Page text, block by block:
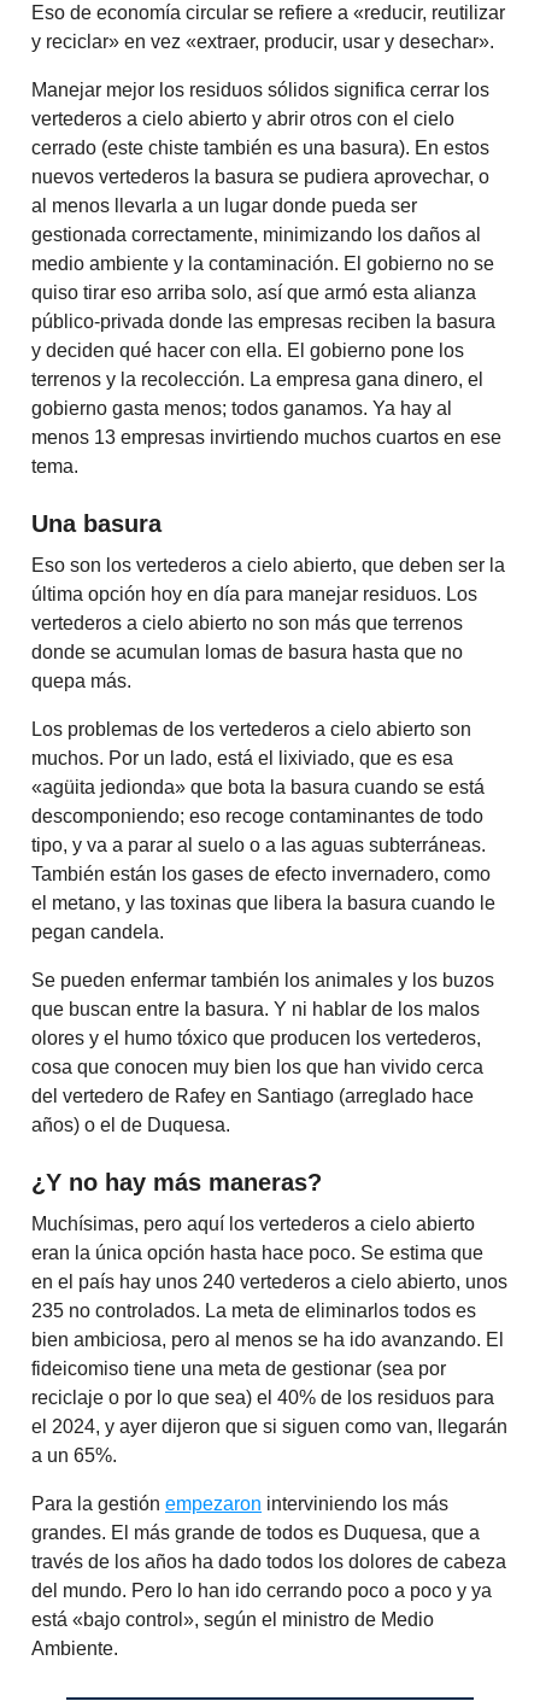
Eso de economía circular se refiere a «reducir, reutilizar
y reciclar» en vez «extraer, producir, usar y desechar».
Manejar mejor los residuos sólidos significa cerrar los
vertederos a cielo abierto y abrir otros con el cielo
cerrado (este chiste también es una basura). En estos
nuevos vertederos la basura se pudiera aprovechar, o
al menos llevarla a un lugar donde pueda ser
gestionada correctamente, minimizando los daños al
medio ambiente y la contaminación. El gobierno no se
quiso tirar eso arriba solo, así que armó esta alianza
público-privada donde las empresas reciben la basura
y deciden qué hacer con ella. El gobierno pone los
terrenos y la recolección. La empresa gana dinero, el
gobierno gasta menos; todos ganamos. Ya hay al
menos 13 empresas invirtiendo muchos cuartos en ese
tema.
Una basura
Eso son los vertederos a cielo abierto, que deben ser la
última opción hoy en día para manejar residuos. Los
vertederos a cielo abierto no son más que terrenos
donde se acumulan lomas de basura hasta que no
quepa más.
Los problemas de los vertederos a cielo abierto son
muchos. Por un lado, está el lixiviado, que es esa
«agüita jedionda» que bota la basura cuando se está
descomponiendo; eso recoge contaminantes de todo
tipo, y va a parar al suelo o a las aguas subterráneas.
También están los gases de efecto invernadero, como
el metano, y las toxinas que libera la basura cuando le
pegan candela.
Se pueden enfermar también los animales y los buzos
que buscan entre la basura. Y ni hablar de los malos
olores y el humo tóxico que producen los vertederos,
cosa que conocen muy bien los que han vivido cerca
del vertedero de Rafey en Santiago (arreglado hace
años) o el de Duquesa.
¿Y no hay más maneras?
Muchísimas, pero aquí los vertederos a cielo abierto
eran la única opción hasta hace poco. Se estima que
en el país hay unos 240 vertederos a cielo abierto, unos
235 no controlados. La meta de eliminarlos todos es
bien ambiciosa, pero al menos se ha ido avanzando. El
fideicomiso tiene una meta de gestionar (sea por
reciclaje o por lo que sea) el 40% de los residuos para
el 2024, y ayer dijeron que si siguen como van, llegarán
a un 65%.
Para la gestión empezaron interviniendo los más
grandes. El más grande de todos es Duquesa, que a
través de los años ha dado todos los dolores de cabeza
del mundo. Pero lo han ido cerrando poco a poco y ya
está «bajo control», según el ministro de Medio
Ambiente.